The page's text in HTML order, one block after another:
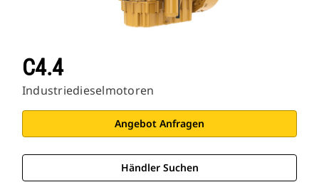
C4.4
Industriedieselmotoren
Angebot Anfragen
Händler Suchen